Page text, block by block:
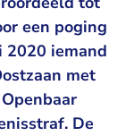
een poging
2020 iemand
met
De